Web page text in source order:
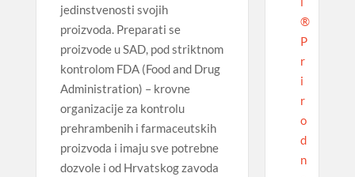
jedinstvenosti svojih
proizvoda. Preparati se
proizvode u SAD, pod striktnom
kontrolom FDA (Food and Drug
Administration) – krovne
organizacije za kontrolu
prehrambenih i farmaceutskih
proizvoda i imaju sve potrebne
dozvole i od Hrvatskog zavoda
®
P
r
i
r
o
d
n